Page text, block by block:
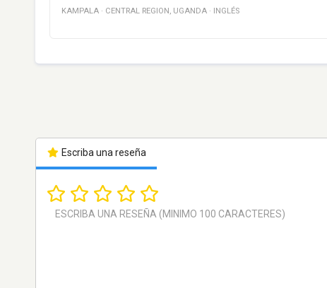
KAMPALA · CENTRAL REGION , UGANDA · INGLÉS
Escriba una reseña